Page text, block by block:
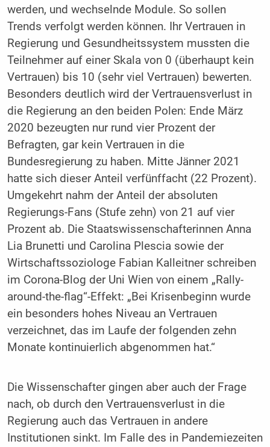
werden, und wechselnde Module. So sollen
Trends verfolgt werden können. Ihr Vertrauen in
Regierung und Gesundheitssystem mussten die
Teilnehmer auf einer Skala von 0 (überhaupt kein
Vertrauen) bis 10 (sehr viel Vertrauen) bewerten.
Besonders deutlich wird der Vertrauensverlust in
die Regierung an den beiden Polen: Ende März
2020 bezeugten nur rund vier Prozent der
Befragten, gar kein Vertrauen in die
Bundesregierung zu haben. Mitte Jänner 2021
hatte sich dieser Anteil verfünffacht (22 Prozent).
Umgekehrt nahm der Anteil der absoluten
Regierungs-Fans (Stufe zehn) von 21 auf vier
Prozent ab. Die Staatswissenschafterinnen Anna
Lia Brunetti und Carolina Plescia sowie der
Wirtschaftssoziologe Fabian Kalleitner schreiben
im Corona-Blog der Uni Wien von einem „Rally-
around-the-flag“-Effekt: „Bei Krisenbeginn wurde
ein besonders hohes Niveau an Vertrauen
verzeichnet, das im Laufe der folgenden zehn
Monate kontinuierlich abgenommen hat.“
Die Wissenschafter gingen aber auch der Frage
nach, ob durch den Vertrauensverlust in die
Regierung auch das Vertrauen in andere
Institutionen sinkt. Im Falle des in Pandemiezeiten